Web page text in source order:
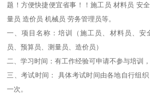
题！方便快捷便宜省事！！施工员 材料员 安
量员 造价员 机械员 劳务管理员等。
一、项目名称：培训（施工员、材料员、安
员、预算员、测量员、造价员）
二、学习时间：有工作经验可申请不参与培训，
三、考试时间： 具体考试时间由各地自行组
一次。